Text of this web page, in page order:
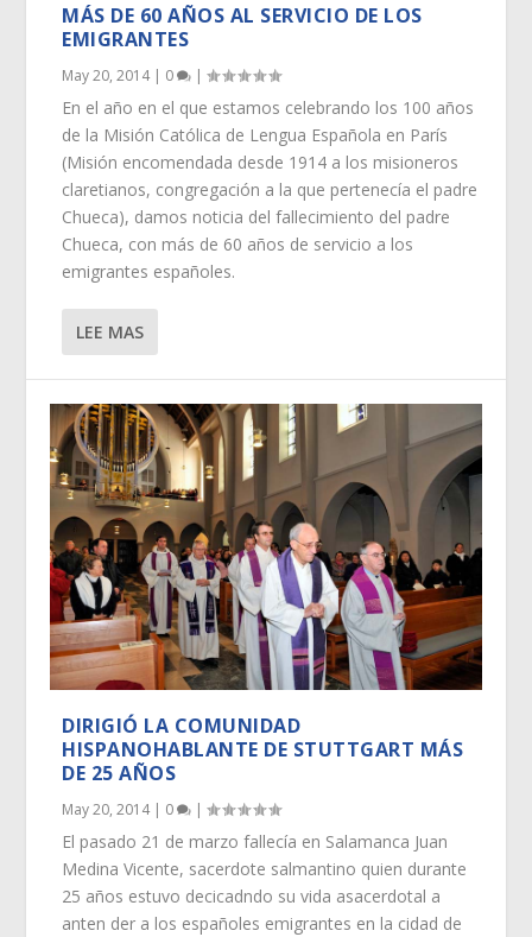
MÁS DE 60 AÑOS AL SERVICIO DE LOS
EMIGRANTES
May 20, 2014| 0 |
En el año en el que estamos celebrando los 100 años
de la Misión Católica de Lengua Española en París
(Misión encomendada desde 1914 a los misioneros
claretianos, congregación a la que pertenecía el padre
Chueca), damos noticia del fallecimiento del padre
Chueca, con más de 60 años de servicio a los
emigrantes españoles.
LEE MAS
DIRIGIÓ LA COMUNIDAD
HISPANOHABLANTE DE STUTTGART MÁS
DE 25 AÑOS
May 20, 2014| 0 |
El pasado 21 de marzo fallecía en Salamanca Juan
Medina Vicente, sacerdote salmantino quien durante
25 años estuvo decicadndo su vida asacerdotal a
anten der a los españoles emigrantes en la cidad de